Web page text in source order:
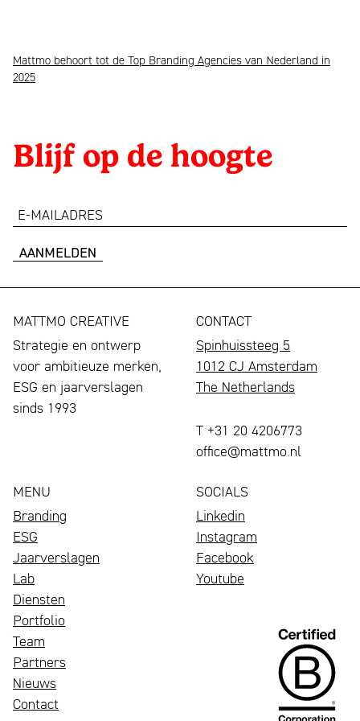
als
lid
concept
voor
aanstaande
tentoonstelling
in
het…
Mattmo behoort tot de Top Branding Agencies van Nederland in
2025
DesignRush
uitgeroepen
een
van
de
agencies
van
Nederland
in
voor…
Blijf op de hoogte
e-
MATTMO CREATIVE
Strategie en ontwerp
voor ambitieuze merken,
ESG en jaarverslagen
sinds 1993
CONTACT
Spinhuissteeg 5
1012 CJ Amsterdam
The Netherlands
T +31 20 4206773
office@mattmo.nl
MENU
Branding
ESG
Jaarverslagen
Lab
Diensten
Portfolio
Een
bloeiend
merk
trekt
Team
Wij
zijn
Mattmo,
Partners
Nieuws
Contact
SOCIALS
Linkedin
Instagram
Facebook
Youtube